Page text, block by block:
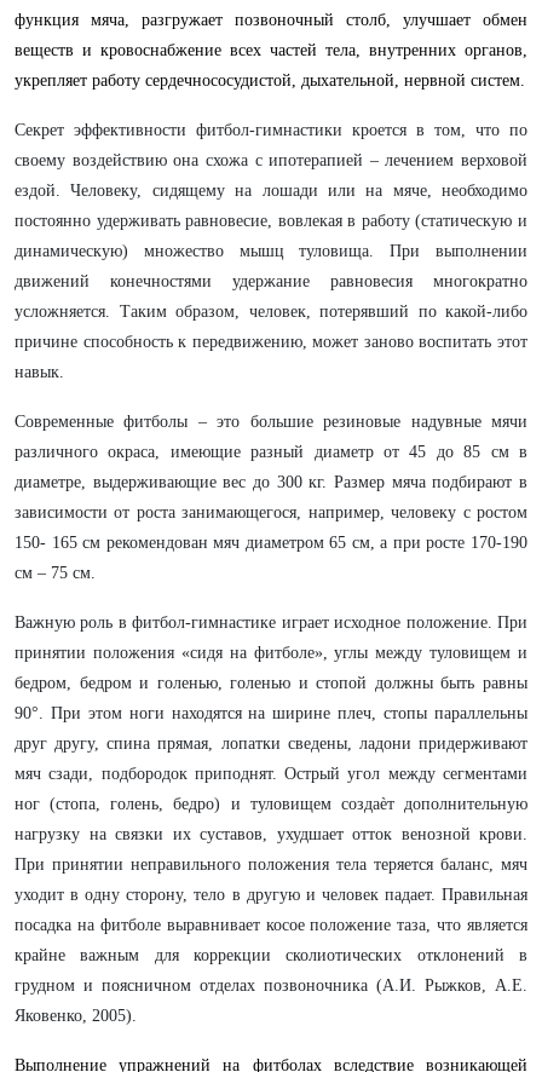
функция мяча, разгружает позвоночный столб, улучшает обмен
веществ и кровоснабжение всех частей тела, внутренних органов,
укрепляет работу сердечнососудистой, дыхательной, нервной систем.
Секрет эффективности фитбол-гимнастики кроется в том, что по
своему воздействию она схожа с ипотерапией – лечением верховой
ездой. Человеку, сидящему на лошади или на мяче, необходимо
постоянно удерживать равновесие, вовлекая в работу (статическую и
динамическую) множество мышц туловища. При выполнении
движений конечностями удержание равновесия многократно
усложняется. Таким образом, человек, потерявший по какой-либо
причине способность к передвижению, может заново воспитать этот
навык.
Современные фитболы – это большие резиновые надувные мячи
различного окраса, имеющие разный диаметр от 45 до 85 см в
диаметре, выдерживающие вес до 300 кг. Размер мяча подбирают в
зависимости от роста занимающегося, например, человеку с ростом
150- 165 см рекомендован мяч диаметром 65 см, а при росте 170-190
см – 75 см.
Важную роль в фитбол-гимнастике играет исходное положение. При
принятии положения «сидя на фитболе», углы между туловищем и
бедром, бедром и голенью, голенью и стопой должны быть равны
90°. При этом ноги находятся на ширине плеч, стопы параллельны
друг другу, спина прямая, лопатки сведены, ладони придерживают
мяч сзади, подбородок приподнят. Острый угол между сегментами
ног (стопа, голень, бедро) и туловищем создаѐт дополнительную
нагрузку на связки их суставов, ухудшает отток венозной крови.
При принятии неправильного положения тела теряется баланс, мяч
уходит в одну сторону, тело в другую и человек падает. Правильная
посадка на фитболе выравнивает косое положение таза, что является
крайне важным для коррекции сколиотических отклонений в
грудном и поясничном отделах позвоночника (А.И. Рыжков, А.Е.
Яковенко, 2005).
Выполнение упражнений на фитболах вследствие возникающей